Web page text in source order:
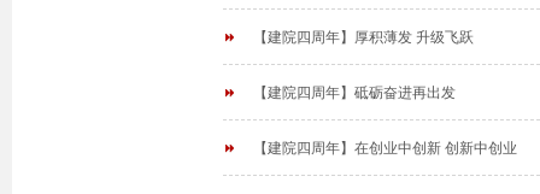
【建院四周年】厚积薄发 升级飞跃
【建院四周年】砥砺奋进再出发
【建院四周年】在创业中创新 创新中创业